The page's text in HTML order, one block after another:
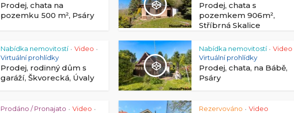
Prodej, chata na
pozemku 500 m², Psáry
Prodej, chata s
pozemkem 906m²,
Stříbrná Skalice
Nabídka nemovitostí • Video •
Virtuální prohlídky
Prodej, rodinný dům s
garáží, Škvorecká, Úvaly
Nabídka nemovitostí • Video
Virtuální prohlídky
Prodej, chata, na Bábě,
Psáry
Prodáno / Pronajato • Video • Rezervováno • Video